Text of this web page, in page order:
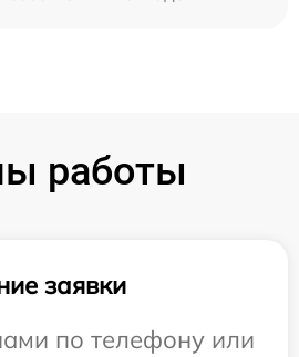
работы
заявки
по телефону или